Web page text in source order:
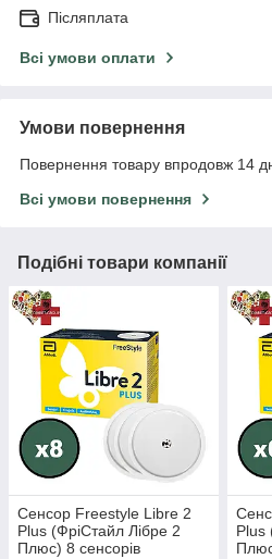
Післяплата
Всі умови оплати
Умови повернення
Повернення товару впродовж 14
Всі умови повернення
Подібні товари компанії
Сенсор Freestyle Libre 2
Plus (ФріСтайл Лібре 2
Плюс) 8 сенсорів
Plus